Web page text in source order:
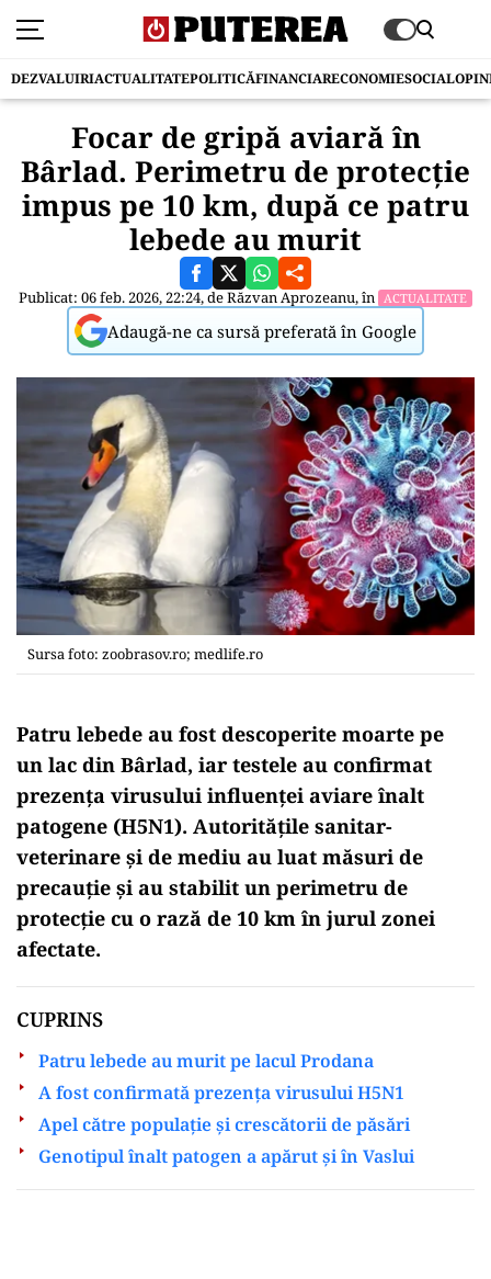
DEZVALUIRIACTUALITATEPOLITICĂFINANCIARECONOMIESOCIAL
Focar de gripă aviară în
Bârlad. Perimetru de protecție
impus pe 10 km, după ce patru
lebede au murit
Publicat: 06 feb. 2026, 22:24, deRăzvan Aprozeanu, în ACTUALITATE
Adaugă-ne ca sursă preferată în Google
Sursa foto: zoobrasov.ro; medlife.ro
Patru lebede au fost descoperite moarte pe
un lac din Bârlad, iar testele au confirmat
prezența virusului influenței aviare înalt
patogene (H5N1). Autoritățile sanitar-
veterinare și de mediu au luat măsuri de
precauție și au stabilit un perimetru de
protecție cu o rază de 10 km în jurul zonei
afectate.
CUPRINS
Patru lebede au murit pe lacul Prodana
A fost confirmată prezența virusului H5N1
Apel către populație și crescătorii de păsări
Genotipul înalt patogen a apărut și în Vaslui